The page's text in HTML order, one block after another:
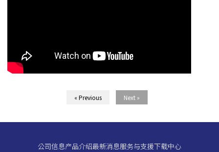
« Previous Next »
公司信息产品介绍最新消息服务与支援下载中心